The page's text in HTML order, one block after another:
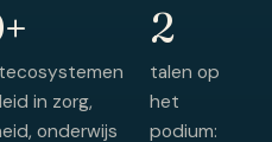
in zorg,
onderwijs
2
talen op
het
podium: